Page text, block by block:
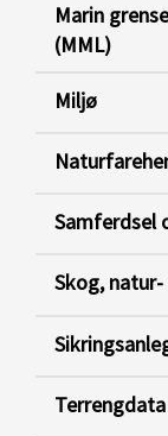
Marin
(MML)
Miljø
Samferdsel
Skog,
Terrengdata